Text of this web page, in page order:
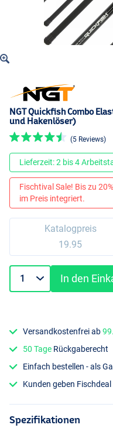
NGT Quickfish Combo
und Hakenlöser)
(5 Reviews)
Lieferzeit: 2 bis 4
Fischtival Sale! Bis zu
im Preis integriert.
Katalogpreis
19.95
In den
Versandkostenfrei ab
50 Tage Rückgaberecht
Einfach bestellen - als
Kunden geben
Spezifikationen